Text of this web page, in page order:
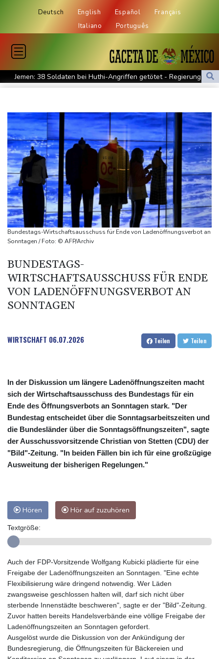
Deutsch English Español
Français
Italiano
Português
Jemen: 38 Soldaten bei Huthi-Angriffen getötet - Regierung
kündigt Vergeltung an
Damaskus
Real Madrid verlängert mit Vinicius Jr. bis 2032
Schwimm-EM: Eikermann und Rösler gewinnen Silber und Bronze
Syrische Staatsmedien: Bombe in Kleinbus nahe Damaskus
explodiert
Bundesanwaltschaft übernimmt Ermittlungen zu Sprengstoff-
Drohne in Leipzig
42,2 Grad: Allzeit-Hitzerekord in der Slowakei nach nur einem
Tag gebrochen
Französische Sängerin Vanessa Paradis gibt Trennung von
Tour de France Femmes: Lippert sprintet am Etappensieg vorbei
Schwimm-EM: Hentschel/Müller gewinnen Synchron-Bronze
Bundestags-Wirtschaftsausschuss für Ende von Ladenöffnungsverbot an
Sonntagen / Foto: © AFP/Archiv
BUNDESTAGS-
WIRTSCHAFTSAUSSCHUSS FÜR ENDE
VON LADENÖFFNUNGSVERBOT AN
SONNTAGEN
WIRTSCHAFT 06.07.2026 Teilen Teilen
In der Diskussion um längere Ladenöffnungszeiten macht
sich der Wirtschaftsausschuss des Bundestags für ein
Ende des Öffnungsverbots an Sonntagen stark. "Der
Bundestag entscheidet über die Sonntagsarbeitszeiten und
die Bundesländer über die Sonntagsöffnungszeiten", sagte
der Ausschussvorsitzende Christian von Stetten (CDU) der
"Bild"-Zeitung. "In beiden Fällen bin ich für eine großzügige
Ausweitung der bisherigen Regelungen."
Hören Hör auf zuzuhören
Textgröße:
Auch der FDP-Vorsitzende Wolfgang Kubicki plädierte für eine
Freigabe der Ladenöffnungszeiten an Sonntagen. "Eine echte
Flexibilisierung wäre dringend notwendig. Wer Läden
zwangsweise geschlossen halten will, darf sich nicht über
sterbende Innenstädte beschweren", sagte er der "Bild"-Zeitung.
Zuvor hatten bereits Handelsverbände eine völlige Freigabe der
Ladenöffnungszeiten an Sonntagen gefordert.
Ausgelöst wurde die Diskussion von der Ankündigung der
Bundesregierung, die Öffnungszeiten für Bäckereien und